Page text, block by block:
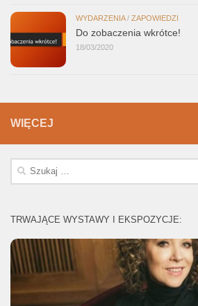
WYDARZENIA/ ZAPOWIEDZI
Do zobaczenia wkrótce!
18/03/2020
WIĘCEJ
Szukaj:
TRWAJĄCE WYSTAWY I EKSPOZYCJE: